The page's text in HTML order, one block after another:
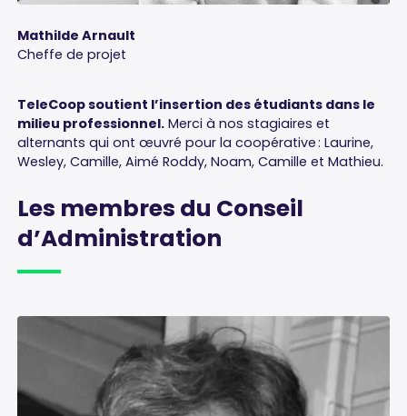
Mathilde Arnault
Cheffe de projet
TeleCoop soutient l’insertion des étudiants dans le
milieu professionnel. Merci à nos stagiaires et
alternants qui ont œuvré pour la coopérative : Laurine,
Wesley, Camille, Aimé Roddy, Noam, Camille et Mathieu.
Les membres du Conseil
d’Administration